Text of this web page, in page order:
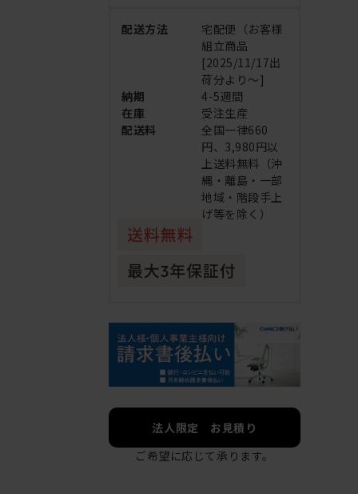
配送方法
宅配便（お客様
組立商品
[2025/11/17出
荷分より～]
納期
4-5週間
在庫
受注生産
配送料
全国一律660
円、3,980円以
上送料無料（沖
縄・離島・一部
地域・階段手上
げ等を除く）
法人限定 お見積り
ご希望に応じて承ります。